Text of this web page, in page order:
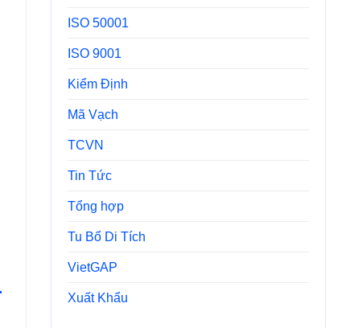
ISO 50001
ISO 9001
Kiểm Định
Mã Vạch
TCVN
Tin Tức
Tổng hợp
Tu Bổ Di Tích
VietGAP
Xuất Khẩu